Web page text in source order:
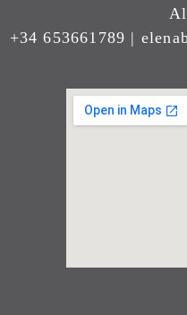
+34 653661789 |